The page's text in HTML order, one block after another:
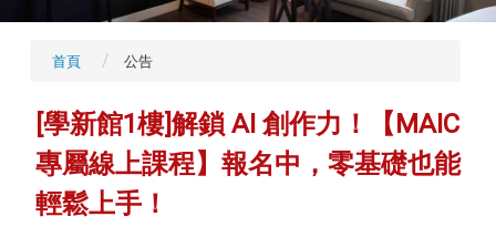
首頁 公告
[學新館1樓]解鎖 AI 創作力！【MAIC
專屬線上課程】報名中，零基礎也能
輕鬆上手！